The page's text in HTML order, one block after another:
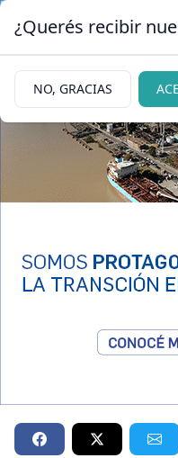
El tío de
que en el
personas
gente de
El hombre sostuvo
¿Querés recibir
NO, GRACIAS